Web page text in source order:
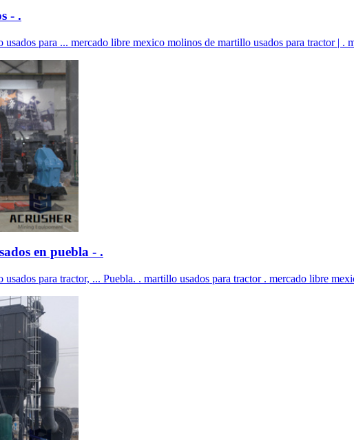
- .
para ... mercado libre mexico molinos de martillo usados para tractor | .
en puebla - .
para tractor, ... Puebla. . martillo usados para tractor . mercado libre